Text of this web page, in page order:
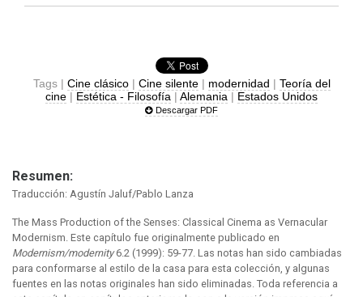
Tags | Cine clásico| Cine silente| modernidad | Teoría del
cine | Estética - Filosofía | Alemania | Estados Unidos
Descargar PDF
Resumen:
Traducción: Agustín Jaluf/Pablo Lanza
The Mass Production of the Senses: Classical Cinema as Vernacular
Modernism. Este capítulo fue originalmente publicado en
Modernism/modernity6.2 (1999): 59-77. Las notas han sido cambiadas
para conformarse al estilo de la casa para esta colección, y algunas
fuentes en las notas originales han sido eliminadas. Toda referencia a